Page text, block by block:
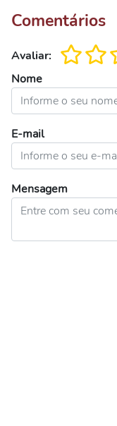
Comentários
Avaliar:
Nome
E-mail
Mensagem